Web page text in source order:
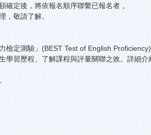
確定後，將依報名順序聯繫已報名者 。
，敬請了解。
檢定測驗」(BEST Test of English
學習歷程、了解課程與評量關聯之效。詳細介